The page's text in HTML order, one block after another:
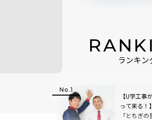
ランキン
【U字工事
って来る！
「とちぎ